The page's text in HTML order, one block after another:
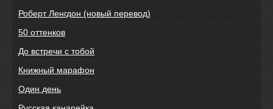
Роберт Ленгдон (новый перевод)
50 оттенков
До встречи с тобой
Книжный марафон
Один день